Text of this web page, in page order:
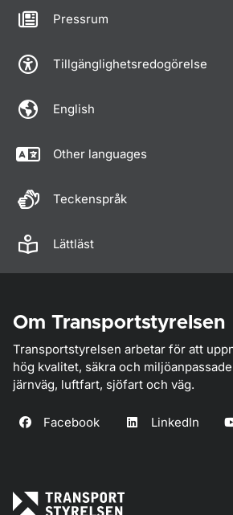
Pressrum
Tillgänglighetsredogörelse
English
Other languages
Teckenspråk
Lättläst
Om Transportstyrelsen
Transportstyrelsen arbetar för att
hög kvalitet, säkra och
järnväg, luftfart, sjöfart och väg.
Facebook LinkedIn